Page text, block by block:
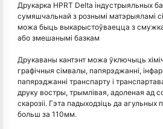
Друкарка HPRT Delta індустрыяльных
сумяшчальнай з рознымі матэрыяламі
можа быць выкарыстоўваецца з
або змешанымі базкам
Друкаваны кантэнт можа ўключыць
графічныя сімвалы, папярэджанні,
папярэджанні транспарту і
друку востры, трымлівая, адоленая ад
скарозіі. Гэта падыходзіць да агульных
больш за 110мм.